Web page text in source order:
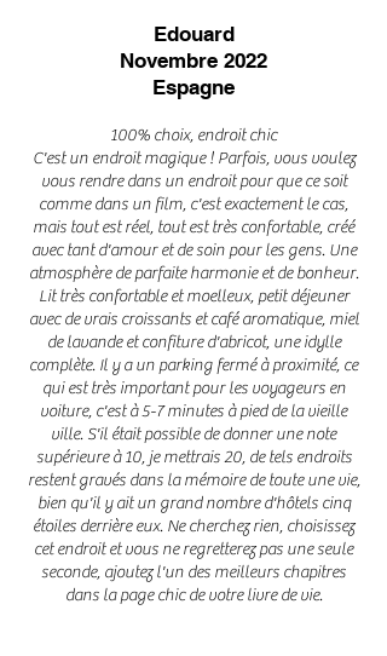
Edouard
Novembre 2022
Espagne
100% choix, endroit chic
C'est un endroit magique ! Parfois, vous voulez
vous rendre dans un endroit pour que ce soit
comme dans un film, c'est exactement le cas,
mais tout est réel, tout est très confortable, créé
avec tant d'amour et de soin pour les gens. Une
atmosphère de parfaite harmonie et de bonheur.
Lit très confortable et moelleux, petit déjeuner
avec de vrais croissants et café aromatique, miel
de lavande et confiture d'abricot, une idylle
complète. Il y a un parking fermé à proximité, ce
qui est très important pour les voyageurs en
voiture, c'est à 5-7 minutes à pied de la vieille
ville. S'il était possible de donner une note
supérieure à 10, je mettrais 20, de tels endroits
restent gravés dans la mémoire de toute une vie,
bien qu'il y ait un grand nombre d'hôtels cinq
étoiles derrière eux. Ne cherchez rien, choisissez
cet endroit et vous ne regretterez pas une seule
seconde, ajoutez l'un des meilleurs chapitres
dans la page chic de votre livre de vie.